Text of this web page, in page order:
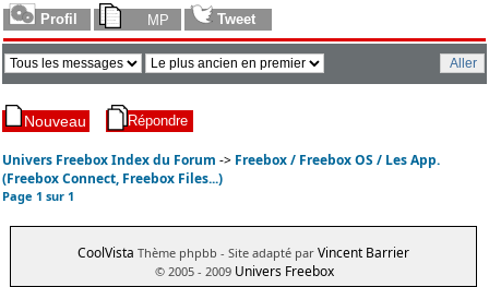
Univers Freebox Index du Forum -> Freebox / Freebox OS / Les App.
(Freebox Connect, Freebox Files...)
Page1 sur1
CoolVista Thème phpbb - Site adapté par Vincent Barrier
© 2005 - 2009 Univers Freebox